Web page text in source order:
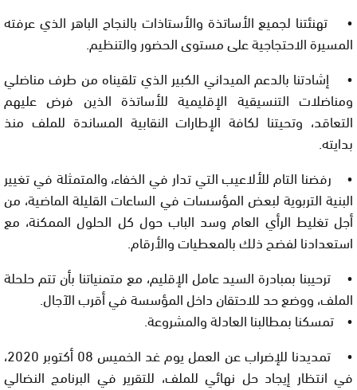
• تهنئتنا لجميع الأساتذة والأستاذات بالنجاح الباهر الذي عرفته
المسيرة الاحتجاجية على مستوى الحضور والتنظيم.
• إشادتنا بالدعم الميداني الكبير الذي تلقيناه من طرف مناضلي
ومناضلات التنسيقية الإقليمية للأساتذة الذين فرض عليهم
التعاقد، وتحيتنا لكافة الإطارات النقابية المساندة للملف منذ
بدايته.
• رفضنا التام للألاعيب التي تدار في الخفاء، والمتمثلة في تغيير
البنية التربوية لبعض المؤسسات في الساعات القليلة الماضية، من
أجل تغليط الرأي العام وسد الباب حول كل الحلول الممكنة، مع
استعدادنا لفضح ذلك بالمعطيات والأرقام.
• ترحيبنا بمبادرة السيد عامل الإقليم، مع متمنياتنا بأن تتم حلحلة
الملف، ووضع حد للاحتقان داخل المؤسسة في أقرب الآجال.
• تمسكنا بمطالبنا العادلة والمشروعة.
• تمديدنا للإضراب عن العمل يوم غد الخميس 08 أكتوبر 2020،
في انتظار إيجاد حل نهائي للملف، للتقرير في البرنامج النضالي